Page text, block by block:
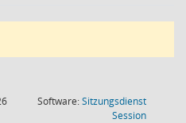
Software:Sitzungsdienst
Session(Wird in